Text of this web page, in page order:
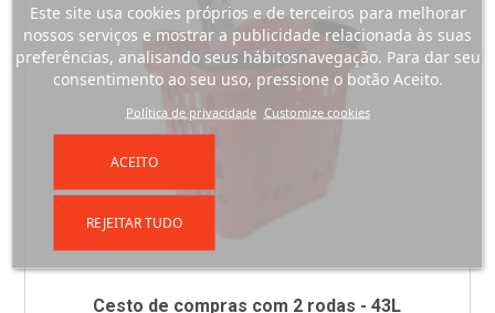
Cesto de compras com 2 rodas - 43L
Este site usa cookies próprios e de terceiros para melhorar
nossos serviços e mostrar a publicidade relacionada às suas
preferências, analisando seus hábitosnavegação. Para dar seu
consentimento ao seu uso, pressione o botão Aceito.
Política de privacidade Customize cookies
REJEITAR TUDO
ACEITO